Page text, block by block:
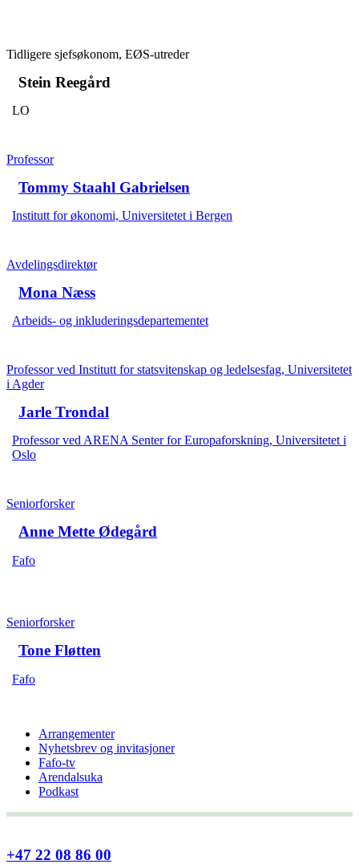
Tidligere sjefsøkonom, EØS-utreder
Stein Reegård
LO
Professor
Tommy Staahl Gabrielsen
Institutt for økonomi, Universitetet i Bergen
Avdelingsdirektør
Mona Næss
Arbeids- og inkluderingsdepartementet
Professor ved Institutt for statsvitenskap og ledelsesfag, Universitetet
i Agder
Jarle Trondal
Professor ved ARENA Senter for Europaforskning, Universitetet i
Oslo
Seniorforsker
Anne Mette Ødegård
Fafo
Seniorforsker
Tone Fløtten
Fafo
Arrangementer
Nyhetsbrev og invitasjoner
Fafo-tv
Arendalsuka
Podkast
+47 22 08 86 00